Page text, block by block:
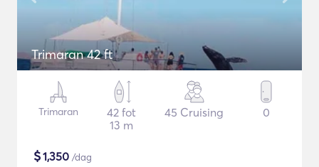
Trimaran 42 ft
Trimaran
42 fot
13 m
45 Cruising 0
$1,350 /dag